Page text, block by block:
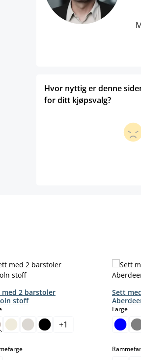
Hvor nyttig er denne
for ditt kjøpsvalg?
med 2 barstoler
stoff
select
alternativet er foreløpig ikke
+1
select
Sett
Fargeselect